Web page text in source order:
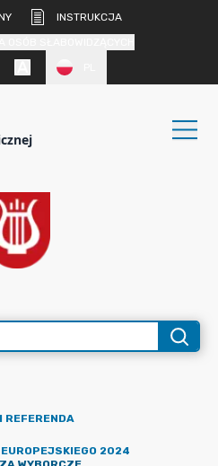
INSTRUKCJA
REFERENDA
2024